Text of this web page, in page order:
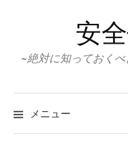
ン
ス
キ
安
~絶対に知っておく
メニュー